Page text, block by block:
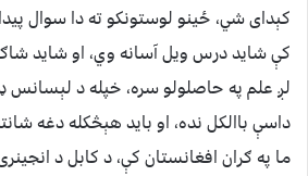
کېدای شي، ځینو لوستونکو ته دا سوال
کې شاید درس ویل آسانه وي، او شاید
لږ علم په حاصلولو سره، خپله د لېسانس
داسې باالکل نده، او باید هېڅکله دغه
ما په ګران افغانستان کې، د کابل د